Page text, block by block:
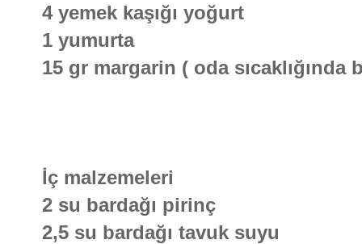
4 yemek kaşığı yoğurt
1 yumurta
15 gr margarin ( oda sıcaklığında
İç malzemeleri
2 su bardağı pirinç
2,5 su bardağı tavuk suyu